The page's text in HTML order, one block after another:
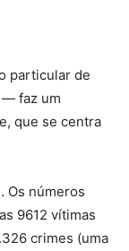
particular de
— faz um
que se centra
Os números
9612 vítimas
crimes (uma